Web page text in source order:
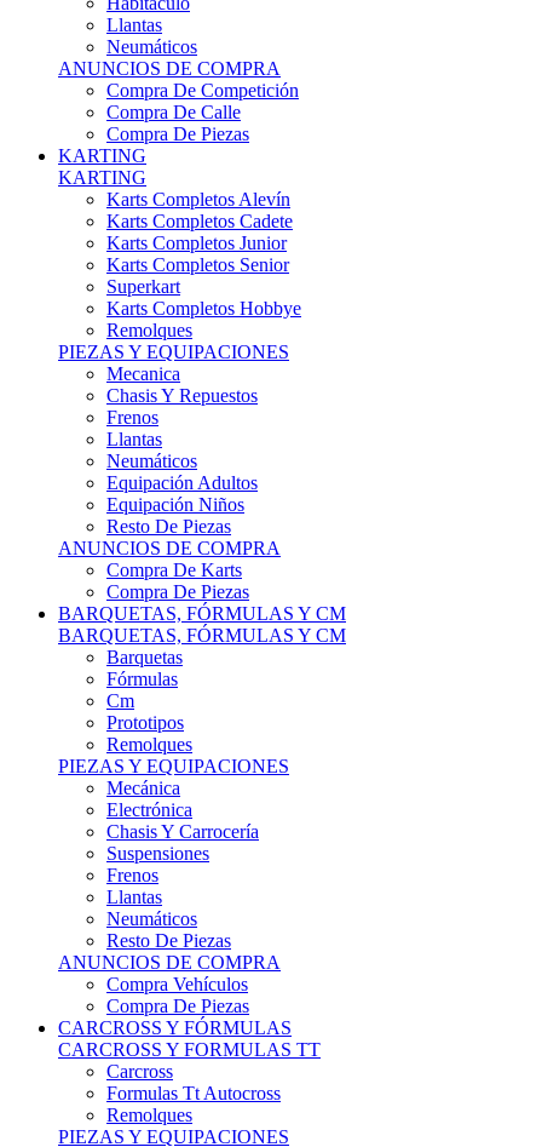
Llantas
Neumáticos
ANUNCIOS DE COMPRA
Compra De Competición
Compra De Calle
Compra De Piezas
KARTING
KARTING
Karts Completos Alevín
Karts Completos Cadete
Karts Completos Junior
Karts Completos Senior
Superkart
Karts Completos Hobbye
Remolques
PIEZAS Y EQUIPACIONES
Mecanica
Chasis Y Repuestos
Frenos
Llantas
Neumáticos
Equipación Adultos
Equipación Niños
Resto De Piezas
ANUNCIOS DE COMPRA
Compra De Karts
Compra De Piezas
BARQUETAS, FÓRMULAS Y CM
BARQUETAS, FÓRMULAS Y CM
Barquetas
Fórmulas
Cm
Prototipos
Remolques
PIEZAS Y EQUIPACIONES
Mecánica
Electrónica
Chasis Y Carrocería
Suspensiones
Frenos
Llantas
Neumáticos
Resto De Piezas
ANUNCIOS DE COMPRA
Compra Vehículos
Compra De Piezas
CARCROSS Y FÓRMULAS
CARCROSS Y FORMULAS TT
Carcross
Formulas Tt Autocross
Remolques
PIEZAS Y EQUIPACIONES